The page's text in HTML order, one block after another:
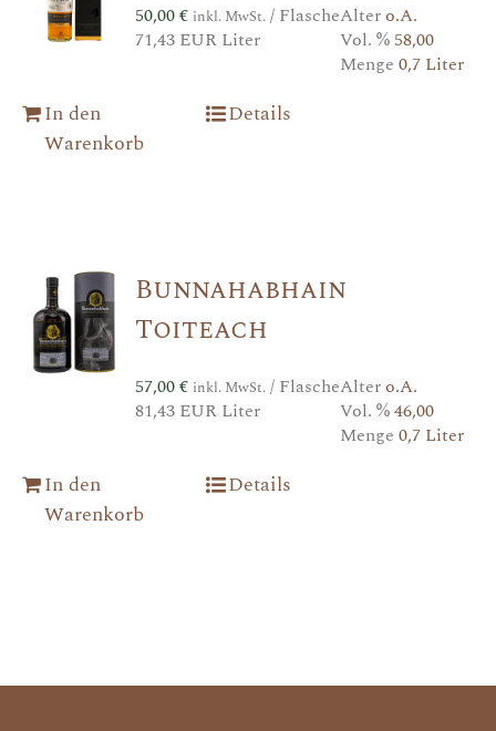
50,00€ inkl. MwSt./ Flasche
71,43 EUR Liter
Altero.A.
Vol. % 58,00
Menge 0,7 Liter
In den
Warenkorb
Details
Bunnahabhain
Toiteach
57,00€ inkl. MwSt./ Flasche
81,43 EUR Liter
Altero.A.
Vol. %46,00
Menge 0,7 Liter
In den
Warenkorb
Details